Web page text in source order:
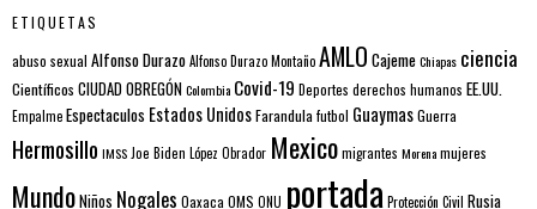
ETIQUETAS
abuso sexual Alfonso DurazoAlfonso Durazo MontañoAMLO CajemeChiapas ciencia
Científicos CIUDAD OBREGÓNColombia Covid-19 Deportes derechos humanos EE.UU.
EmpalmeEspectaculos Estados UnidosFarandulafutbol GuaymasGuerra
Hermosillo IMSS Joe Biden López Obrador Mexicomigrantes Morenamujeres
MundoNiños Nogales Oaxaca OMS ONU portada Protección Civil Rusia